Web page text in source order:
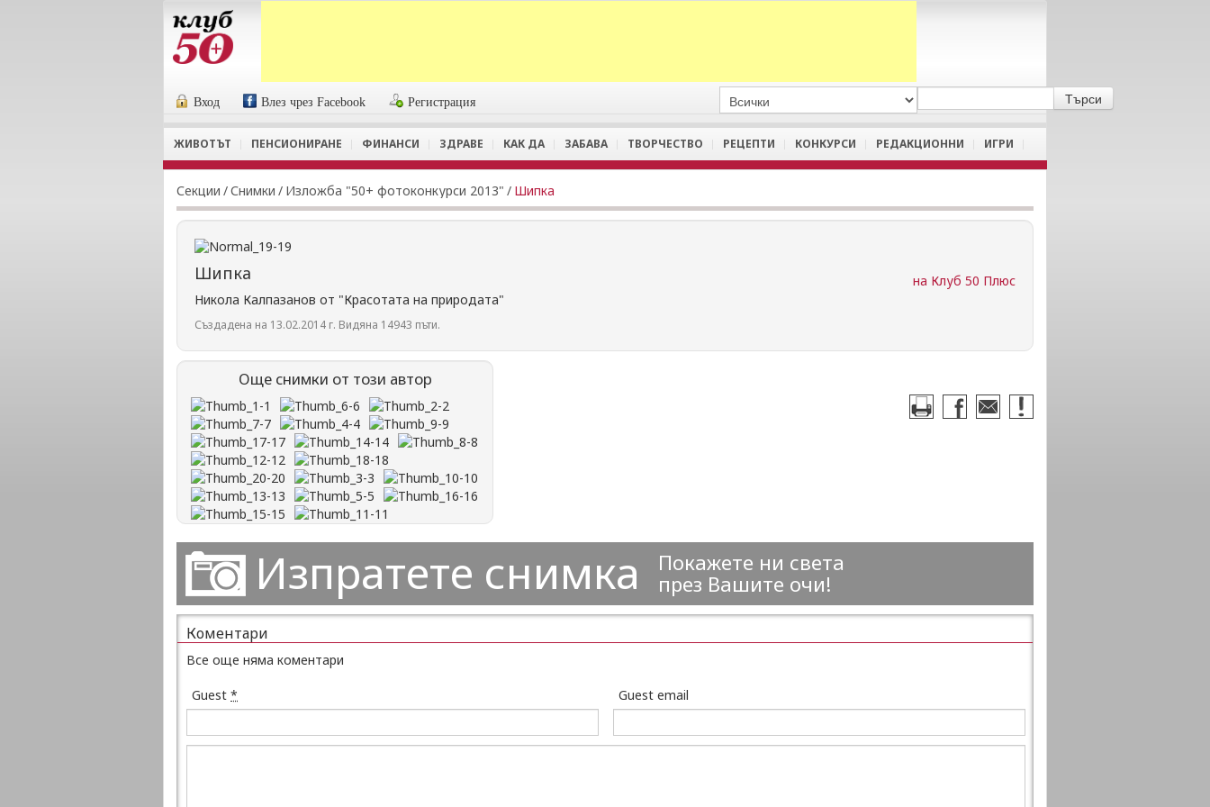
Вход Влез чрез Facebook Регистрация
ЖИВОТЪТ ПЕНСИОНИРАНЕ ФИНАНСИ ЗДРАВЕ КАК ДА ЗАБАВА ТВОРЧЕСТВО РЕЦЕПТИ КОНКУРСИ РЕДАКЦИОННИ ИГРИ
Секции /Снимки / Изложба "50+ фотоконкурси 2013" / Шипка
на Клуб 50 Плюс
Шипка
Никола Калпазанов от "Красотата на природата"
Създадена на 13.02.2014 г. Видяна 14943 пъти.
Още снимки от този автор
Изпратете снимка
Покажете ни света
през Вашите очи!
Коментари
Все още няма коментари
Guest * Guest email